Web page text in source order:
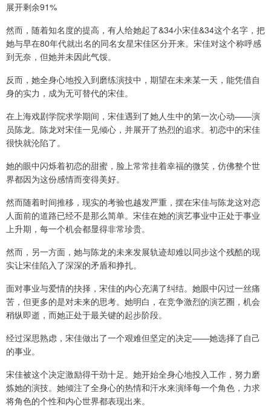
展开剩余91%
然而，随着知名度的提高，有人给她起了&34小宋佳&34这个名字，把
她与早在80年代就出名的同名女星宋佳区分开来。宋佳对这个称呼感
到无奈，但她并未因此气馁。
反而，她全身心地投入到磨练演技中，期望在未来某一天，能凭借自
身的实力，成为无可替代的宋佳。
在上海戏剧学院求学期间，宋佳遇到了她人生中的第一次心动——演
员陈龙。陈龙对宋佳一见倾心，并展开了热烈的追求。初恋中的宋佳
很快就沦陷了。
她的眼中闪烁着初恋的甜蜜，脸上常常挂着幸福的微笑，仿佛整个世
界都因为这份感情而变得美好。
然而随着时间推移，现实的考验也越发严重，摆在宋佳与陈龙这对恋
人面前的道路已经不是那么简单。宋佳在她的演艺事业中正处于事业
上升期，每一个机会都显得非常珍贵。
然而，另一方面，她与陈龙的未来发展轨迹却难以同步这个残酷的现
实让宋佳陷入了深深的矛盾和挣扎。
面对事业与爱情的抉择，宋佳的内心充满了纠结。她眼中闪过一丝痛
苦，但更多的是对未来的思考。她明白，在竞争激烈的演艺圈，机会
稍纵即逝，而她正处于最关键的起步阶段。
经过深思熟虑，宋佳做出了一个艰难但坚定的决定——她选择了自己
的事业。
宋佳被这个决定激励得干劲十足。她开始全身心地投入工作，努力磨
炼她的演技。她倾注了全身心的热情和汗水来演绎每一个角色，力求
将角色的个性和内心世界都表现出来。